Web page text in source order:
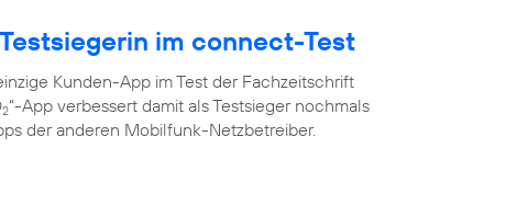
im connect-Test
Kunden-App im Test der Fachzeitschrift
2“-App verbessert damit als Testsieger nochmals
der anderen Mobilfunk-Netzbetreiber.